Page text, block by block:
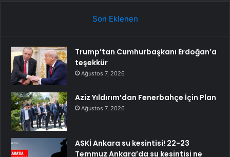
Son Eklenen
Trump’tan Cumhurbaşkanı Erdoğan’a
teşekkür
Ağustos 7, 2026
Aziz Yıldırım’dan Fenerbahçe İçin Plan
Ağustos 7, 2026
ASKİ Ankara su kesintisi! 22-23
Temmuz Ankara’da su kesintisi ne